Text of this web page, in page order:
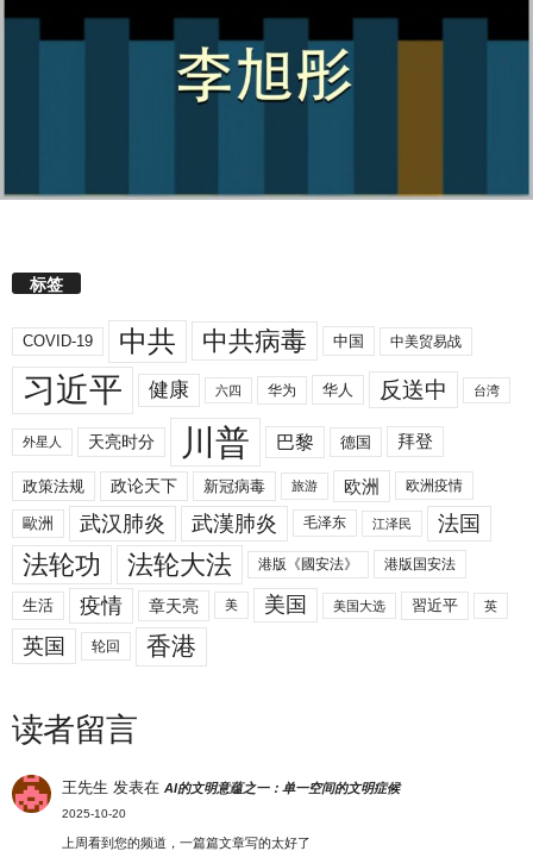
标签
COVID-19 中共 中共病毒 中国 中美贸易战
习近平 健康 六四 华为 华人 反送中 台湾
外星人 天亮时分 川普 巴黎 德国 拜登
政策法规 政论天下 新冠病毒 旅游 欧洲 欧洲疫情
歐洲 武汉肺炎 武漢肺炎 毛泽东 江泽民 法国
法轮功 法轮大法 港版《國安法》 港版国安法
生活 疫情 章天亮 美 美国 美国大选 習近平 英
英国 轮回 香港
读者留言
王先生 发表在AI的文明意蕴之一：单一空间的文明症候
2025-10-20
上周看到您的频道，一篇篇文章写的太好了